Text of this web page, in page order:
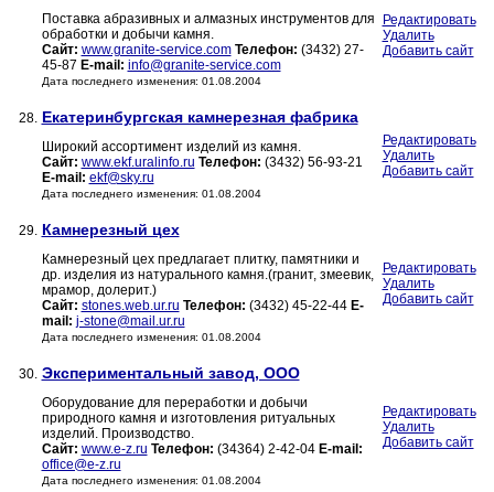
Поставка абразивных и алмазных инструментов для
обработки и добычи камня.
Сайт: www.granite-service.com Телефон: (3432) 27-
45-87 E-mail: info@granite-service.com
Дата последнего изменения: 01.08.2004
Редактировать
Удалить
Добавить сайт
28. Екатеринбургская камнерезная фабрика
Широкий ассортимент изделий из камня.
Сайт: www.ekf.uralinfo.ru Телефон: (3432) 56-93-21
E-mail: ekf@sky.ru
Дата последнего изменения: 01.08.2004
Редактировать
Удалить
Добавить сайт
29. Камнерезный цех
Камнерезный цех предлагает плитку, памятники и
др. изделия из натурального камня.(гранит, змеевик,
мрамор, долерит.)
Сайт: stones.web.ur.ru Телефон: (3432) 45-22-44 E-
mail: j-stone@mail.ur.ru
Дата последнего изменения: 01.08.2004
Редактировать
Удалить
Добавить сайт
30. Экспериментальный завод, ООО
Оборудование для переработки и добычи
природного камня и изготовления ритуальных
изделий. Производство.
Сайт: www.e-z.ru Телефон: (34364) 2-42-04 E-mail:
office@e-z.ru
Дата последнего изменения: 01.08.2004
Редактировать
Удалить
Добавить сайт